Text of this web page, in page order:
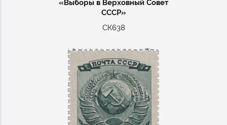
«Выборы в Верховный Совет
СССР»
СК638